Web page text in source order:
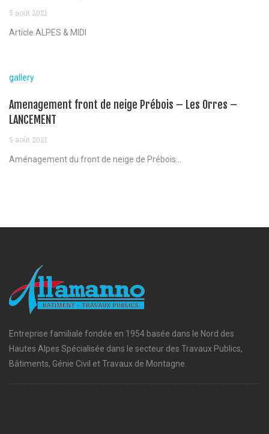
5 août 2021
Article ALPES & MIDI
gallery
Amenagement front de neige Prébois – Les Orres –
LANCEMENT
5 août 2021
Aménagement du front de neige de Prébois...
Entreprise familiale fondée en 1954 basée dans le Nord des
Hautes Alpes Spécialisée dans le secteur des Travaux Publics,
Bâtiments, Génie Civil et Travaux de Montagne.